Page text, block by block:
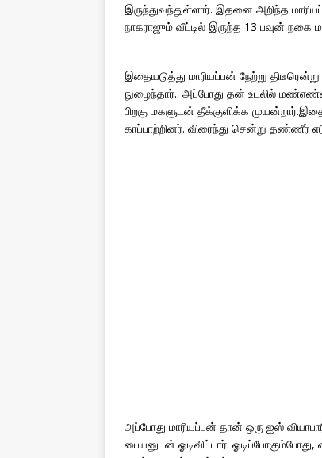
இருந்துவந்துள்ளார். இதனை அறிந்த
நாகராஜும் வீட்டில் இருந்த 13 பவுன் நகை
இதையடுத்து மாரியப்பன் நேற்று
நுழைந்தார்.. அப்போது தன் உடலில்
பிறகு மகளுடன் தீக்குளிக்க முயன்றார்.இதை
காப்பாற்றினர். விரைந்து சென்று தண்ணீர்
அப்போது மாரியப்பன் தான் ஒரு ஐஸ்
பையனுடன் ஓடிவிட்டார்.